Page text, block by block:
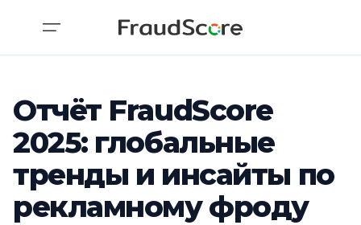
Отчёт FraudScore
2025: глобальные
тренды и инсайты по
рекламному фроду